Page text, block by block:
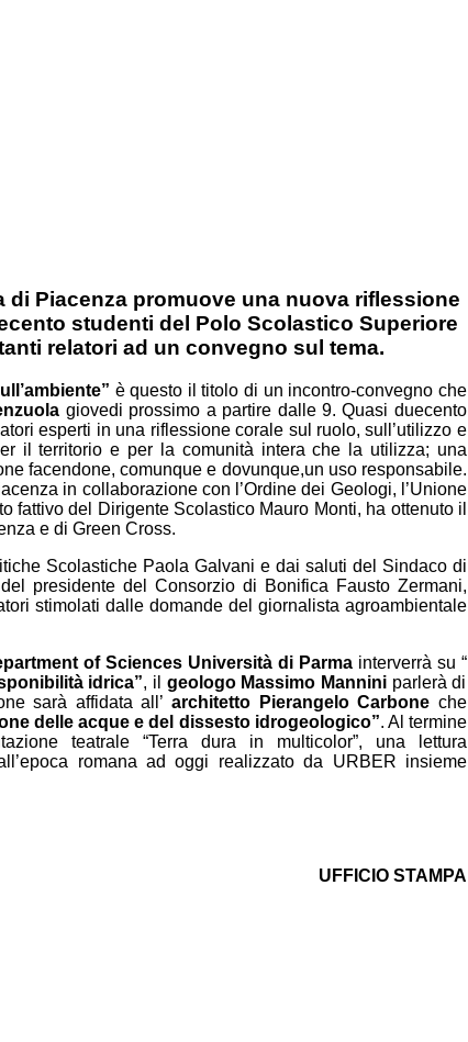
Piacenza promuove una nuova riflessione
studenti del Polo Scolastico Superiore
relatori ad un convegno sul tema.
è questo il titolo di un incontro-convegno che
giovedi prossimo a partire dalle 9. Quasi duecento
esperti in una riflessione corale sul ruolo, sull’utilizzo e
il territorio e per la comunità intera che la utilizza; una
facendone, comunque e dovunque,un uso responsabile.
in collaborazione con l’Ordine dei Geologi, l’Unione
fattivo del Dirigente Scolastico Mauro Monti, ha ottenuto il
e di Green Cross.
Scolastiche Paola Galvani e dai saluti del Sindaco di
presidente del Consorzio di Bonifica Fausto Zermani,
stimolati dalle domande del giornalista agroambientale
of Sciences Università di Parmainterverrà su “
idrica”, il geologo Massimo Manniniparlerà di
sarà affidata all’architetto Pierangelo Carbone che
delle acque e del dissesto idrogeologico”. Al termine
teatrale “Terra dura in multicolor”, una lettura
romana ad oggi realizzato da URBER insieme
UFFICIO STAMPA